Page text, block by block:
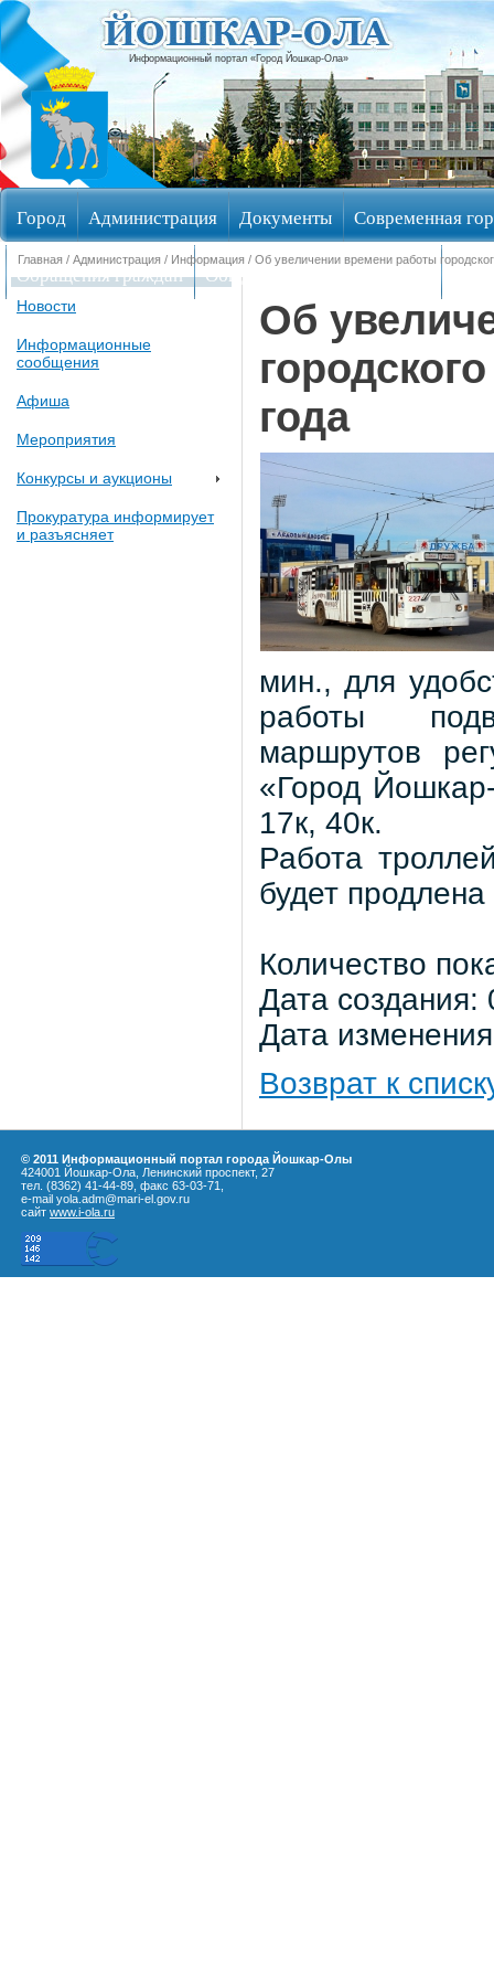
Информационный портал «Город Йошкар-Ола»
Город Администрация Документы Современная
Обращения граждан Общественные обсуждения
Главная / Администрация / Информация / Об увеличении времени работы
Новости
Информационные
сообщения
Афиша
Мероприятия
Конкурсы и аукционы
Прокуратура информирует
и разъясняет
Об
года
мин., для
работы
маршрутов
«Город
17к, 40к.
Работа
будет
Количество
Дата
Дата
Возврат к
© 2011 Информационный портал города Йошкар-Олы
424001 Йошкар-Ола, Ленинский проспект, 27
тел. (8362) 41-44-89, факс 63-03-71,
e-mail yola.adm@mari-el.gov.ru
сайт www.i-ola.ru